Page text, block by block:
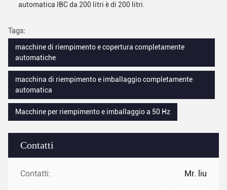
Contatti
Contatti: Mr. liu
automatica IBC da 200 litri è di 200 litri.
Tags:
macchine di riempimento e copertura completamente
automatiche
macchina di riempimento e imballaggio completamente
automatica
Macchine per riempimento e imballaggio a 50 Hz